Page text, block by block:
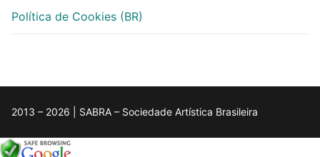
Política de Cookies (BR)
2013 – 2026 | SABRA – Sociedade Artística Brasileira